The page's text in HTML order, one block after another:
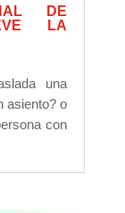
DE
LA
una
asiento? o
con